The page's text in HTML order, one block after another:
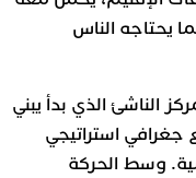
يحتاجه الناس
الناشئ الذي بدأ يبني
استراتيجي
وسط الحركة